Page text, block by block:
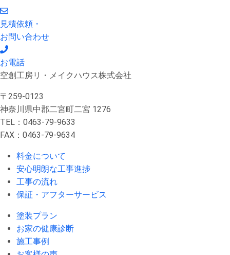
見積依頼・
お問い合わせ
お電話
空創工房リ・メイクハウス株式会社
〒259-0123
神奈川県中郡二宮町二宮 1276
TEL：0463-79-9633
FAX：0463-79-9634
料金について
安心明朗な工事進捗
工事の流れ
保証・アフターサービス
塗装プラン
お家の健康診断
施工事例